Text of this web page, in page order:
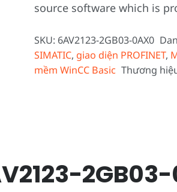
source software which is
SKU: 6AV2123-2GB03-0AX0
SIMATIC, giao diện PROFINET,
mềm WinCC Basic Thương